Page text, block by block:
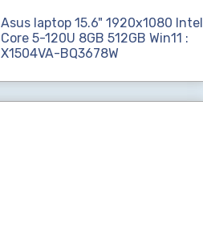
Asus laptop 15.6" 1920x1080 Intel
Core 5-120U 8GB 512GB Win11 :
X1504VA-BQ3678W